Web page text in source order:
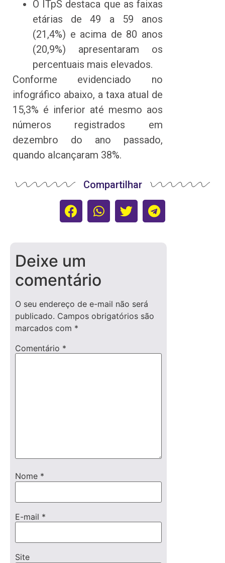
O ITpS destaca que as faixas
etárias de 49 a 59 anos
(21,4%) e acima de 80 anos
(20,9%) apresentaram os
percentuais mais elevados.
Conforme evidenciado no
infográfico abaixo, a taxa atual de
15,3% é inferior até mesmo aos
números registrados em
dezembro do ano passado,
quando alcançaram 38%.
Compartilhar
Deixe um
comentário
O seu endereço de e-mail não será
publicado. Campos obrigatórios são
marcados com *
Comentário *
Nome *
E-mail *
Site